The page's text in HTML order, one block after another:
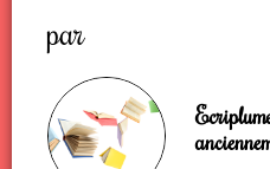
par